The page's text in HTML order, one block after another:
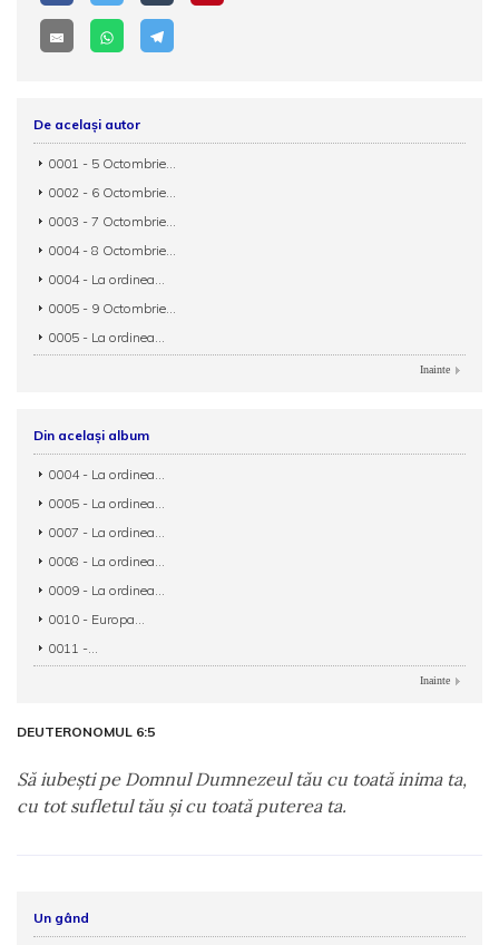
De același autor
0001 - 5 Octombrie...
0002 - 6 Octombrie...
0003 - 7 Octombrie...
0004 - 8 Octombrie...
0004 - La ordinea...
0005 - 9 Octombrie...
0005 - La ordinea...
Inainte
Din același album
0004 - La ordinea...
0005 - La ordinea...
0007 - La ordinea...
0008 - La ordinea...
0009 - La ordinea...
0010 - Europa...
0011 -...
Inainte
DEUTERONOMUL 6:5
Să iubeşti pe Domnul Dumnezeul tău cu toată inima ta,
cu tot sufletul tău şi cu toată puterea ta.
Un gând